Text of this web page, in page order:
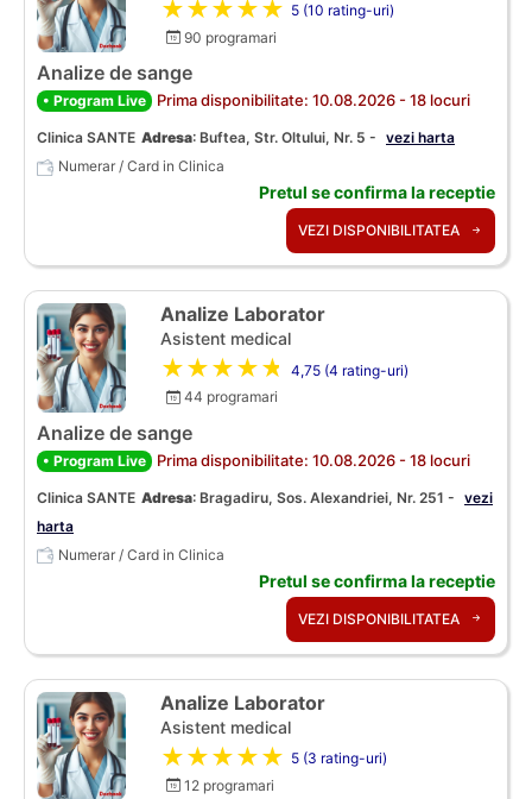
★★★★★ 5 (10 rating-uri)
90 programari
Analize de sange
• Program Live Prima disponibilitate: 10.08.2026 - 18 locuri
Clinica SANTE Adresa: Buftea, Str. Oltului, Nr. 5 - vezi harta
Numerar / Card in Clinica
Pretul se confirma la receptie
VEZI DISPONIBILITATEA
Analize Laborator
Asistent medical
★★★★★
4,75 (4 rating-uri)
44 programari
Analize de sange
• Program Live Prima disponibilitate: 10.08.2026 - 18 locuri
Clinica SANTE Adresa: Bragadiru, Sos. Alexandriei, Nr. 251 - vezi
harta
Numerar / Card in Clinica
Pretul se confirma la receptie
VEZI DISPONIBILITATEA
Analize Laborator
Asistent medical
★★★★★ 5 (3 rating-uri)
12 programari